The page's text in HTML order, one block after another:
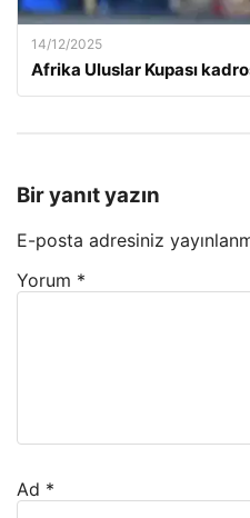
14/12/2025
Afrika Uluslar Kupası
Bir yanıt yazın
E-posta adresiniz
Yorum *
Ad *